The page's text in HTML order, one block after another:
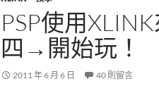
PSP使用
四→開始玩！
2011 年 6 月 6 日 40 則留言